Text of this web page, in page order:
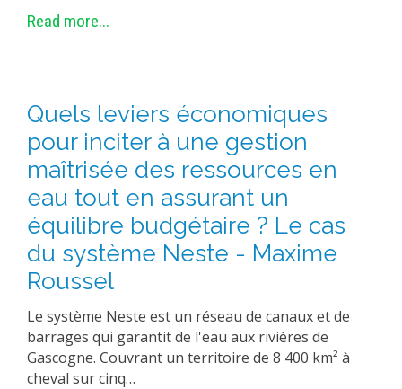
Read more...
Quels leviers économiques
pour inciter à une gestion
maîtrisée des ressources en
eau tout en assurant un
équilibre budgétaire ? Le cas
du système Neste - Maxime
Roussel
Le système Neste est un réseau de canaux et de
barrages qui garantit de l'eau aux rivières de
Gascogne. Couvrant un territoire de 8 400 km² à
cheval sur cinq…